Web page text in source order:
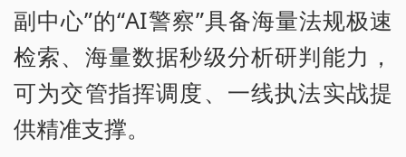
副中心”的“AI警察”具备海量法规极速
检索、海量数据秒级分析研判能力，
可为交管指挥调度、一线执法实战提
供精准支撑。